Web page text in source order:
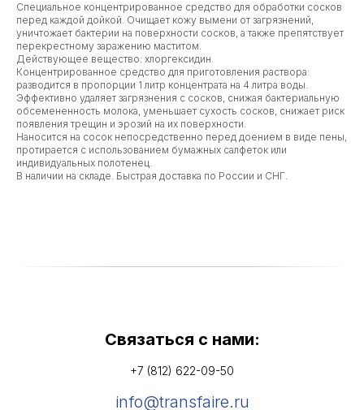
Специальное концентрированное средство для обработки сосков
перед каждой дойкой. Очищает кожу вымени от загрязнений,
уничтожает бактерии на поверхности сосков, а также препятствует
перекрестному заражению маститом.
Действующее вещество: хлоргексидин.
Концентрированное средство для приготовления раствора:
разводится в пропорции 1 литр концентрата на 4 литра воды.
Эффективно удаляет загрязнения с сосков, снижая бактериальную
обсемененность молока, уменьшает сухость сосков, снижает риск
появления трещин и эрозий на их поверхности.
Наносится на сосок непосредственно перед доением в виде пены,
протирается с использованием бумажных салфеток или
индивидуальных полотенец.
В наличии на складе. Быстрая доставка по России и СНГ.
Связаться с нами:
+7 (812) 622-09-50
info@transfaire.ru